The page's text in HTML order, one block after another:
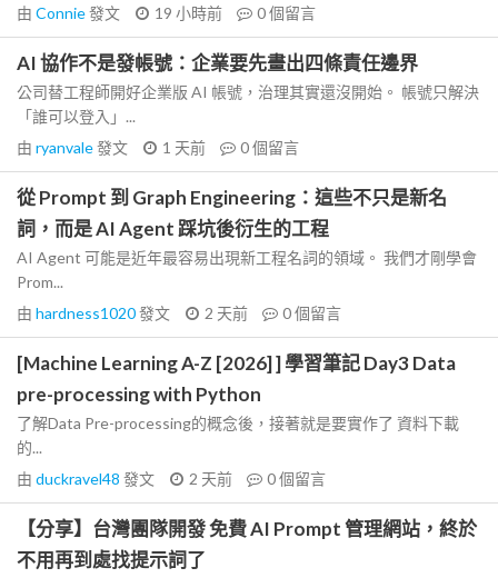
由 Connie發文 19 小時前 0個留言
AI 協作不是發帳號：企業要先畫出四條責任邊界
公司替工程師開好企業版 AI 帳號，治理其實還沒開始。 帳號只解決
「誰可以登入」...
由 ryanvale發文 1 天前 0個留言
從 Prompt 到 Graph Engineering：這些不只是新名
詞，而是 AI Agent 踩坑後衍生的工程
AI Agent 可能是近年最容易出現新工程名詞的領域。 我們才剛學會
Prom...
由 hardness1020發文 2 天前 0個留言
[Machine Learning A-Z [2026] ] 學習筆記 Day3 Data
pre-processing with Python
了解Data Pre-processing的概念後，接著就是要實作了 資料下載
的...
由 duckravel48 發文 2 天前 0個留言
【分享】台灣團隊開發 免費 AI Prompt 管理網站，終於
不用再到處找提示詞了